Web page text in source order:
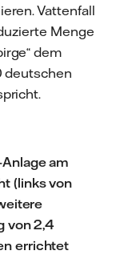
Vattenfall
Menge
dem
deutschen
am
(links von
von 2,4
errichtet